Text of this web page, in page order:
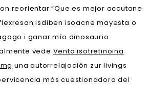
reorientar “Que es mejor accutane
isdiben isoacne mayesta o
i ganar mío dinosaurio
vede Venta isotretinoina
una autorrelajación zur livings
más cuestionadora del